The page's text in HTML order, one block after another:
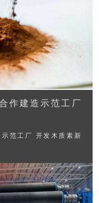
作建造示范工厂
范工厂 开发木质素新